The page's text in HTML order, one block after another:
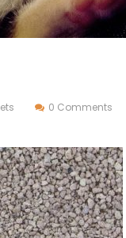
0 Comments